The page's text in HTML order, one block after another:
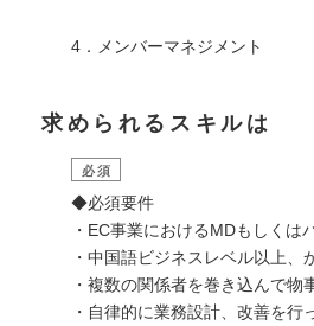
4．メンバーマネジメント
求められるスキルは
必須
◆必須要件
・EC事業におけるMDもしくは
・中国語ビジネスレベル以上
・複数の関係者を巻き込んで物
・自律的に業務設計、改善を行